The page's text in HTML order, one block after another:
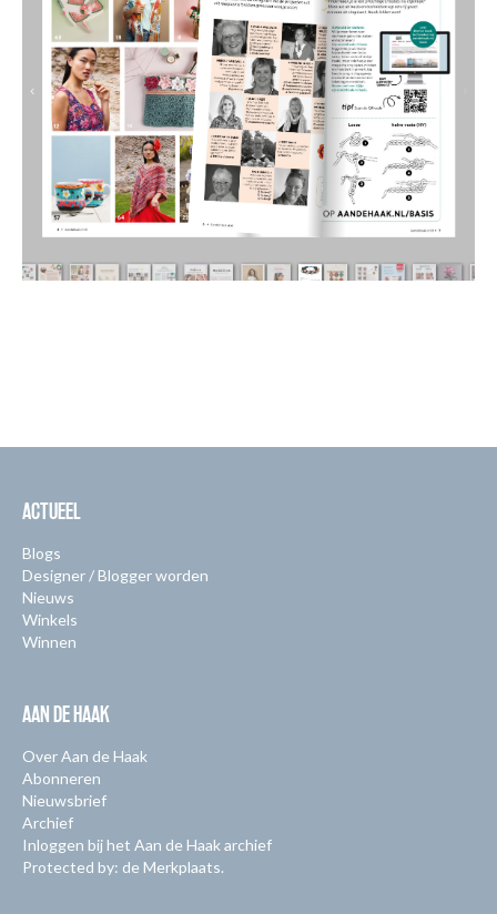
ACTUEEL
Blogs
Designer / Blogger worden
Nieuws
Winkels
Winnen
AAN DE HAAK
Over Aan de Haak
Abonneren
Nieuwsbrief
Archief
Inloggen bij het Aan de Haak archief
Protected by: de Merkplaats.